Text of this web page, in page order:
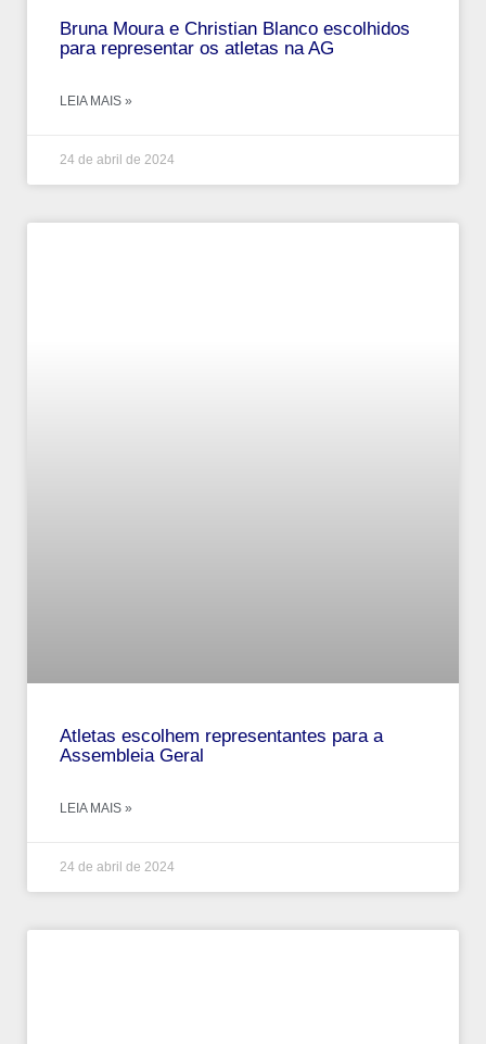
Bruna Moura e Christian Blanco escolhidos
para representar os atletas na AG
LEIA MAIS »
24 de abril de 2024
Atletas escolhem representantes para a
Assembleia Geral
LEIA MAIS »
24 de abril de 2024